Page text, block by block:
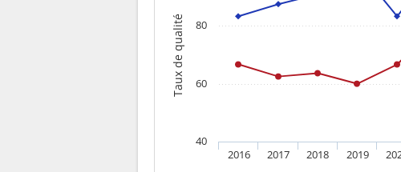
Taux de qualité
2016 2017 2018 2019
40
60
80